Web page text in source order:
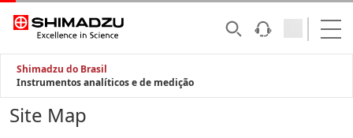
Shimadzu do Brasil
Instrumentos analíticos e de medição
Site Map